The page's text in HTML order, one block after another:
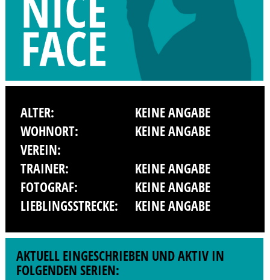
ALTER:
KEINE ANGABE
WOHNORT:
KEINE ANGABE
VEREIN:
TRAINER:
KEINE ANGABE
FOTOGRAF:
KEINE ANGABE
LIEBLINGSSTRECKE:
KEINE ANGABE
AKTUELL EINGESCHRIEBEN UND AKTIV IN
FOLGENDEN SERIEN: